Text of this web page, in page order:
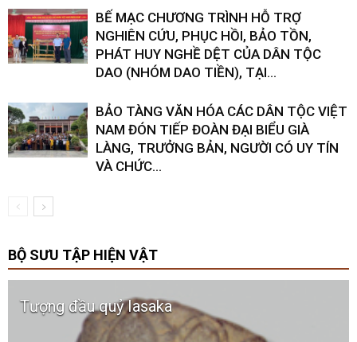
BẾ MẠC CHƯƠNG TRÌNH HỖ TRỢ
NGHIÊN CỨU, PHỤC HỒI, BẢO TỒN,
PHÁT HUY NGHỀ DỆT CỦA DÂN TỘC
DAO (NHÓM DAO TIỀN), TẠI...
BẢO TÀNG VĂN HÓA CÁC DÂN TỘC VIỆT
NAM ĐÓN TIẾP ĐOÀN ĐẠI BIỂU GIÀ
LÀNG, TRƯỞNG BẢN, NGƯỜI CÓ UY TÍN
VÀ CHỨC...
BỘ SƯU TẬP HIỆN VẬT
Tượng đầu quỷ Iasaka